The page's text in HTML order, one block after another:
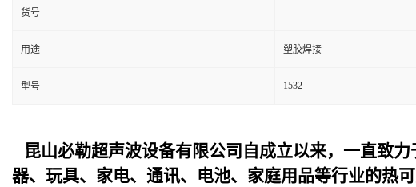
货号
用途 塑胶焊接
型号 1532
昆山必勒超声波设备有限公司自成立以来，一直致
器、玩具、家电、通讯、电池、家庭用品等行业的热